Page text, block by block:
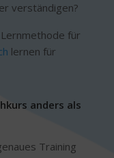
verständigen?
für
lernen für
anders als
Training